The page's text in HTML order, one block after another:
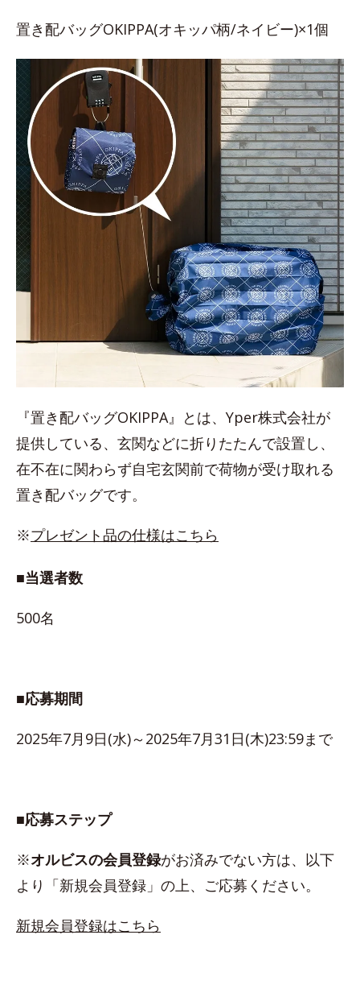
置き配バッグOKIPPA(オキッパ柄/ネイビー)×1個
『置き配バッグOKIPPA』とは、Yper株式会社が
提供している、玄関などに折りたたんで設置し、
在不在に関わらず自宅玄関前で荷物が受け取れる
置き配バッグです。
※プレゼント品の仕様はこちら
■当選者数
500名
■応募期間
2025年7月9日(水)～2025年7月31日(木)23:59まで
■応募ステップ
※オルビスの会員登録がお済みでない方は、以下
より「新規会員登録」の上、ご応募ください。
新規会員登録はこちら